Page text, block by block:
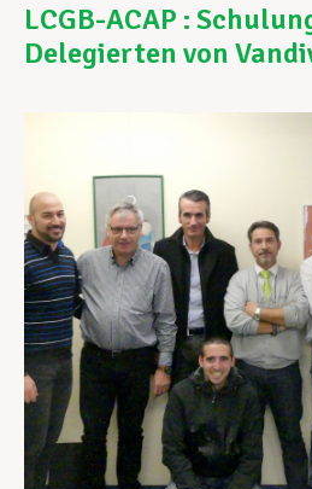
Ihre Rechte
Berufliche
Mitglied werden
Aktuell
LCGB-ACAP :
Delegierten von